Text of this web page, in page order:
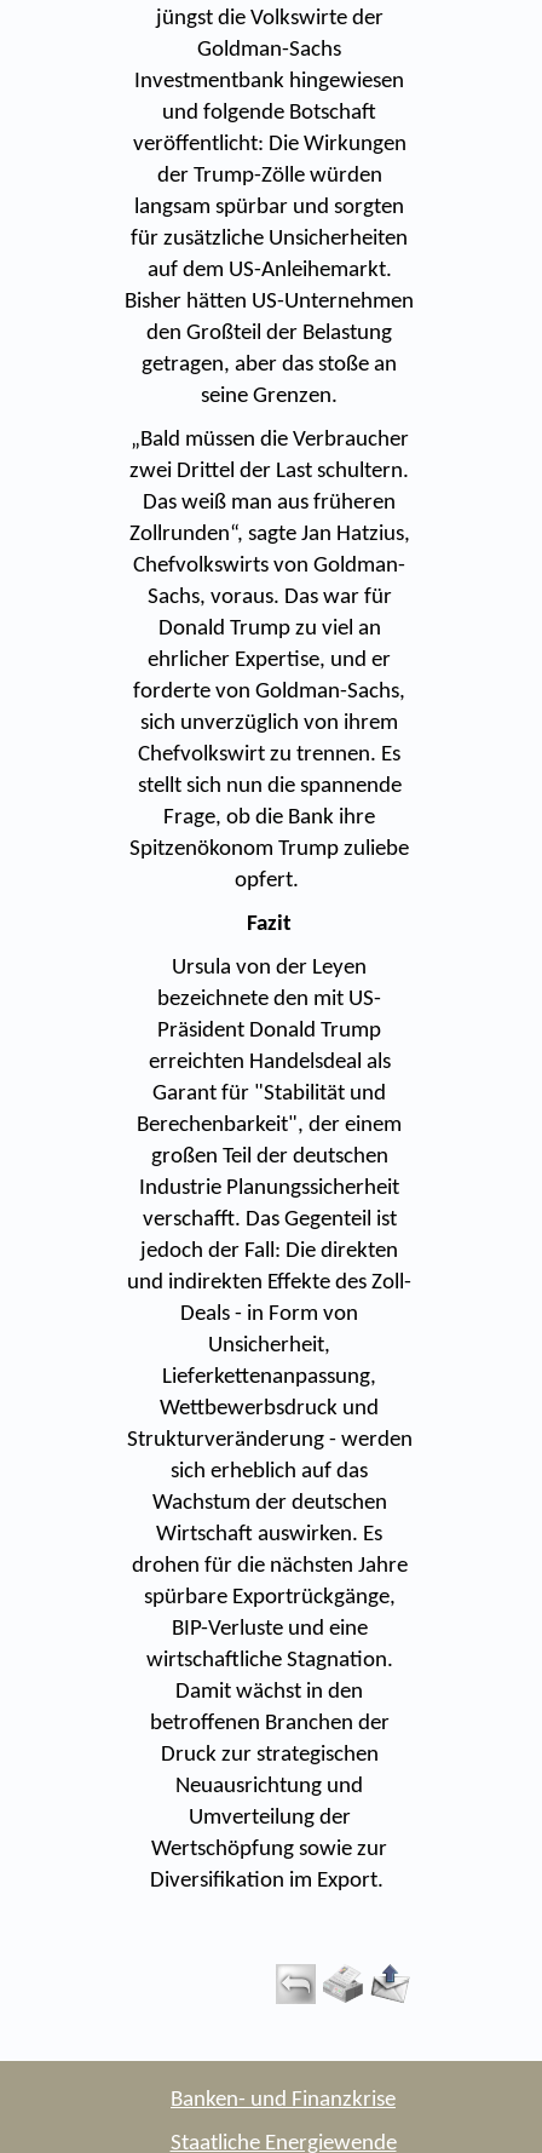
jüngst die Volkswirte der
Goldman-Sachs
Investmentbank hingewiesen
und folgende Botschaft
veröffentlicht: Die Wirkungen
der Trump-Zölle würden
langsam spürbar und sorgten
für zusätzliche Unsicherheiten
auf dem US-Anleihemarkt.
Bisher hätten US-Unternehmen
den Großteil der Belastung
getragen, aber das stoße an
seine Grenzen.
„Bald müssen die Verbraucher
zwei Drittel der Last schultern.
Das weiß man aus früheren
Zollrunden“, sagte Jan Hatzius,
Chefvolkswirts von Goldman-
Sachs, voraus. Das war für
Donald Trump zu viel an
ehrlicher Expertise, und er
forderte von Goldman-Sachs,
sich unverzüglich von ihrem
Chefvolkswirt zu trennen. Es
stellt sich nun die spannende
Frage, ob die Bank ihre
Spitzenökonom Trump zuliebe
opfert.
Fazit
Ursula von der Leyen
bezeichnete den mit US-
Präsident Donald Trump
erreichten Handelsdeal als
Garant für "Stabilität und
Berechenbarkeit", der einem
großen Teil der deutschen
Industrie Planungssicherheit
verschafft. Das Gegenteil ist
jedoch der Fall: Die direkten
und indirekten Effekte des Zoll-
Deals - in Form von
Unsicherheit,
Lieferkettenanpassung,
Wettbewerbsdruck und
Strukturveränderung - werden
sich erheblich auf das
Wachstum der deutschen
Wirtschaft auswirken. Es
drohen für die nächsten Jahre
spürbare Exportrückgänge,
BIP-Verluste und eine
wirtschaftliche Stagnation.
Damit wächst in den
betroffenen Branchen der
Druck zur strategischen
Neuausrichtung und
Umverteilung der
Wertschöpfung sowie zur
Diversifikation im Export.
Banken- und Finanzkrise
Staatliche Energiewende